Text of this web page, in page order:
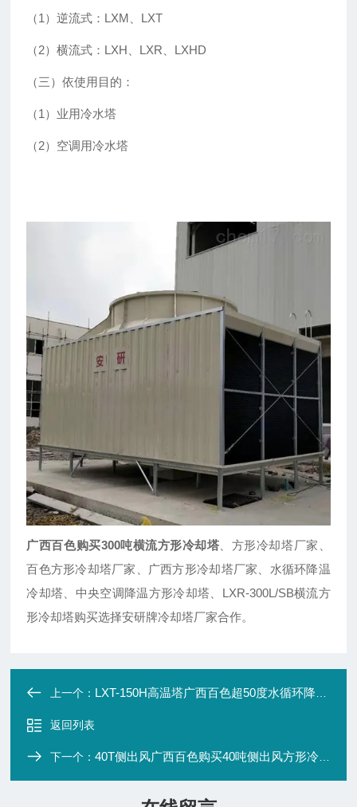
（1）逆流式：LXM、LXT
（2）横流式：LXH、LXR、LXHD
（三）依使用目的：
（1）业用冷水塔
（2）空调用冷水塔
广西百色购买300吨横流方形冷却塔 、方形冷却塔厂家、
百色方形冷却塔厂家、广西方形冷却塔厂家、水循环降温
冷却塔、中央空调降温方形冷却塔、LXR-300L/SB横流方
形冷却塔购买选择安研牌冷却塔厂家合作。
上一个： LXT-150H高温塔广西百色超50度水循环降温冷却塔
返回列表
下一个：40T侧出风广西百色购买40吨侧出风方形冷却塔